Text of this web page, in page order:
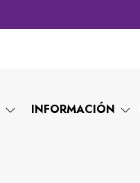
INFORMACIÓN